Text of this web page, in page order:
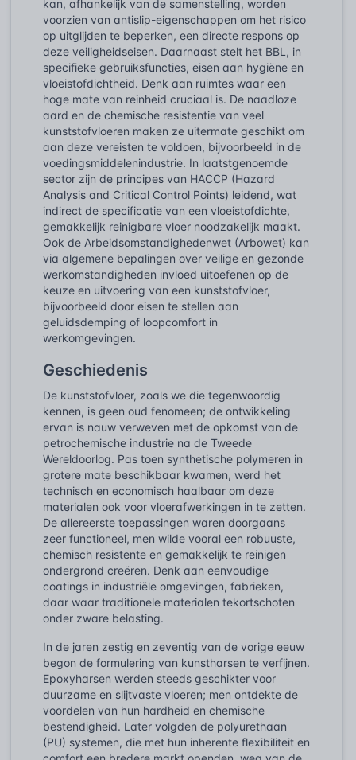
kan, afhankelijk van de samenstelling, worden
voorzien van antislip-eigenschappen om het risico
op uitglijden te beperken, een directe respons op
deze veiligheidseisen. Daarnaast stelt het BBL, in
specifieke gebruiksfuncties, eisen aan hygiëne en
vloeistofdichtheid. Denk aan ruimtes waar een
hoge mate van reinheid cruciaal is. De naadloze
aard en de chemische resistentie van veel
kunststofvloeren maken ze uitermate geschikt om
aan deze vereisten te voldoen, bijvoorbeeld in de
voedingsmiddelenindustrie. In laatstgenoemde
sector zijn de principes van HACCP (Hazard
Analysis and Critical Control Points) leidend, wat
indirect de specificatie van een vloeistofdichte,
gemakkelijk reinigbare vloer noodzakelijk maakt.
Ook de Arbeidsomstandighedenwet (Arbowet) kan
via algemene bepalingen over veilige en gezonde
werkomstandigheden invloed uitoefenen op de
keuze en uitvoering van een kunststofvloer,
bijvoorbeeld door eisen te stellen aan
geluidsdemping of loopcomfort in
werkomgevingen.
Geschiedenis
De kunststofvloer, zoals we die tegenwoordig
kennen, is geen oud fenomeen; de ontwikkeling
ervan is nauw verweven met de opkomst van de
petrochemische industrie na de Tweede
Wereldoorlog. Pas toen synthetische polymeren in
grotere mate beschikbaar kwamen, werd het
technisch en economisch haalbaar om deze
materialen ook voor vloerafwerkingen in te zetten.
De allereerste toepassingen waren doorgaans
zeer functioneel, men wilde vooral een robuuste,
chemisch resistente en gemakkelijk te reinigen
ondergrond creëren. Denk aan eenvoudige
coatings in industriële omgevingen, fabrieken,
daar waar traditionele materialen tekortschoten
onder zware belasting.
In de jaren zestig en zeventig van de vorige eeuw
begon de formulering van kunstharsen te verfijnen.
Epoxyharsen werden steeds geschikter voor
duurzame en slijtvaste vloeren; men ontdekte de
voordelen van hun hardheid en chemische
bestendigheid. Later volgden de polyurethaan
(PU) systemen, die met hun inherente flexibiliteit en